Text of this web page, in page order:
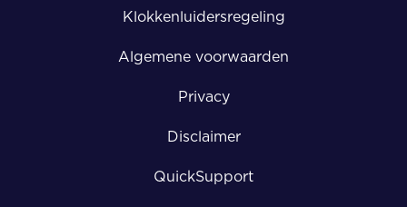
Klokkenluidersregeling
Algemene voorwaarden
Privacy
Disclaimer
QuickSupport